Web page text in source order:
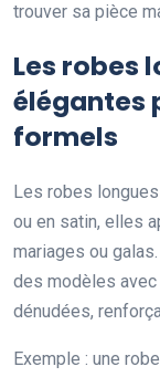
trouver sa pièce
Les robes
élégantes
formels
Les robes
ou en satin, elles
mariages ou
des modèles
dénudées,
Exemple : une